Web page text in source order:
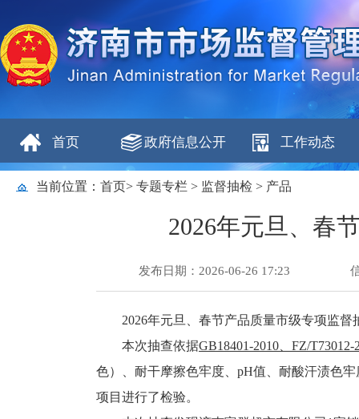
首页 政府信息公开 工作动态
当前位置： 首页> 专题专栏 > 监督抽检 > 产品
2026年元旦、春
发布日期：2026-06-26 17:23
2026年元旦、春节产品质量市级专项监
本次抽查依据GB18401-2010、FZ/T73012-
色）、耐干摩擦色牢度、pH值、耐酸汗渍色
项目进行了检验。